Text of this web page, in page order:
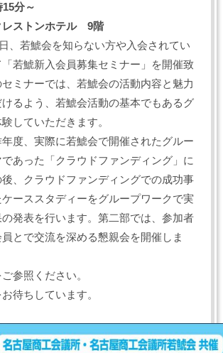
分～
レストンホテル 9階
、若鯱会を知らない方や入会されてい
若鯱新入会員募集セミナー」を開催致
ミナーでは、若鯱会の活動内容と魅力
るよう、若鯱会活動の基本でもあるグ
していただきます。
度、実際に若鯱会で開催されたグルー
あった「クラウドファンディング」に
、クラウドファンディングでの成功事
ーススタディーをグループワークで実
発表を行います。第二部では、参加者
とで交流を深める懇親会を開催しま
参照ください。
待ちしています。